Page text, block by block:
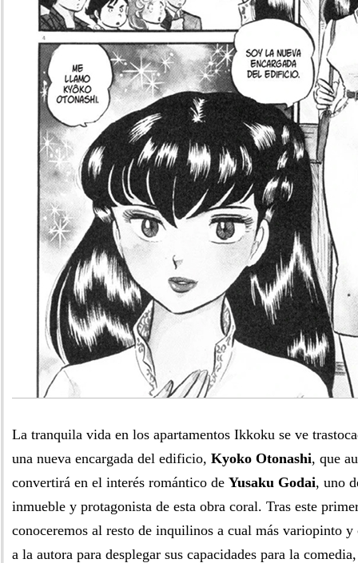
La tranquila vida en los apartamentos Ikkoku se ve
una nueva encargada del edificio, Kyoko Otonashi, que
convertirá en el interés romántico de Yusaku Godai, uno
inmueble y protagonista de esta obra coral. Tras este
conoceremos al resto de inquilinos a cual más variopinto
a la autora para desplegar sus capacidades para la